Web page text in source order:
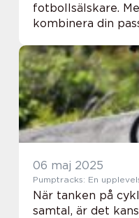
fotbollsälskare.
kombinera din
upplevelse...
06 maj 2025
Pumptracks: En
När tanken på
samtal, är det